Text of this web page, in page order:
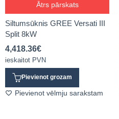
Ātrs pārskats
Siltumsūknis GREE Versati III
Split 8kW
4,418.36€
ieskaitot PVN
Pievienot grozam
Pievienot vēlmju sarakstam